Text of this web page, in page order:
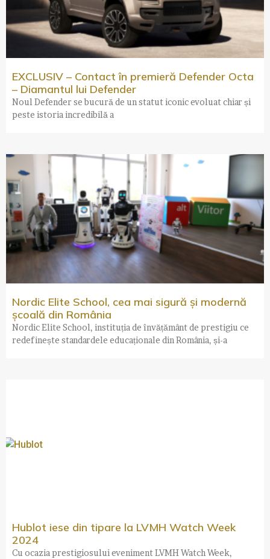
EXCLUSIV – Contact în premieră Defender Octa
– Diamantul lui Defender
Noul Defender se bucură de un statut iconic evoluat chiar și
peste istoria incredibilă a
Nordic Elite School, cea mai sigură și modernă
școală din România
Nordic Elite School, instituția de învățământ de prestigiu ce
redefinește standardele educaționale din România, și-a
Hublot iese din tipare la LVMH Watch Week
2024
Cu ocazia prestigiosului eveniment LVMH Watch Week,